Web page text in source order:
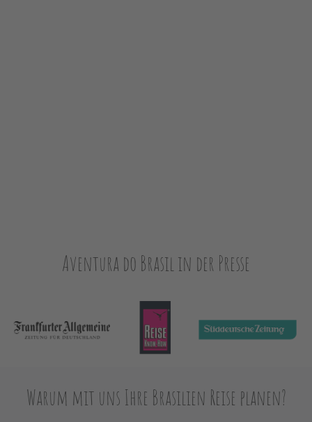
Aventura do Brasil in der Presse
Warum mit uns Ihre Brasilien Reise planen?